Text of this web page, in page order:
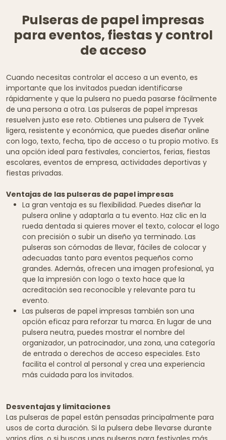
Pulseras de papel impresas
para eventos, fiestas y control
de acceso
Cuando necesitas controlar el acceso a un evento, es
importante que los invitados puedan identificarse
rápidamente y que la pulsera no pueda pasarse fácilmente
de una persona a otra. Las pulseras de papel impresas
resuelven justo ese reto. Obtienes una pulsera de Tyvek
ligera, resistente y económica, que puedes diseñar online
con logo, texto, fecha, tipo de acceso o tu propio motivo. Es
una opción ideal para festivales, conciertos, ferias, fiestas
escolares, eventos de empresa, actividades deportivas y
fiestas privadas.
Ventajas de las pulseras de papel impresas
La gran ventaja es su flexibilidad. Puedes diseñar la
pulsera online y adaptarla a tu evento. Haz clic en la
rueda dentada si quieres mover el texto, colocar el logo
con precisión o subir un diseño ya terminado. Las
pulseras son cómodas de llevar, fáciles de colocar y
adecuadas tanto para eventos pequeños como
grandes. Además, ofrecen una imagen profesional, ya
que la impresión con logo o texto hace que la
acreditación sea reconocible y relevante para tu
evento.
Las pulseras de papel impresas también son una
opción eficaz para reforzar tu marca. En lugar de una
pulsera neutra, puedes mostrar el nombre del
organizador, un patrocinador, una zona, una categoría
de entrada o derechos de acceso especiales. Esto
facilita el control al personal y crea una experiencia
más cuidada para los invitados.
Desventajas y limitaciones
Las pulseras de papel están pensadas principalmente para
usos de corta duración. Si la pulsera debe llevarse durante